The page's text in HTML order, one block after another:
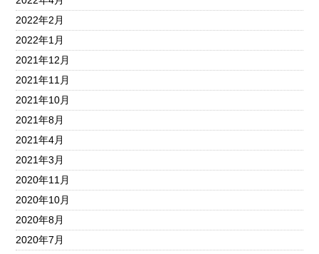
2022年2月
2022年1月
2021年12月
2021年11月
2021年10月
2021年8月
2021年4月
2021年3月
2020年11月
2020年10月
2020年8月
2020年7月